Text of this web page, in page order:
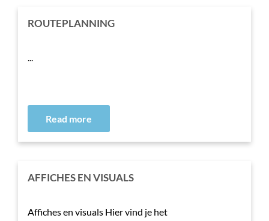
ROUTEPLANNING
...
Read more
AFFICHES EN VISUALS
Affiches en visuals Hier vind je het